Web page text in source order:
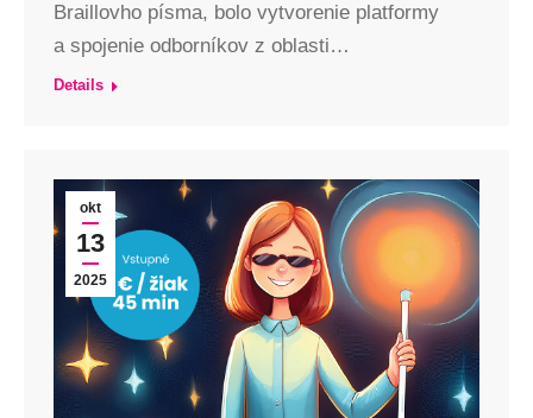
Braillovho písma, bolo vytvorenie platformy
a spojenie odborníkov z oblasti…
Details
okt
13
2025